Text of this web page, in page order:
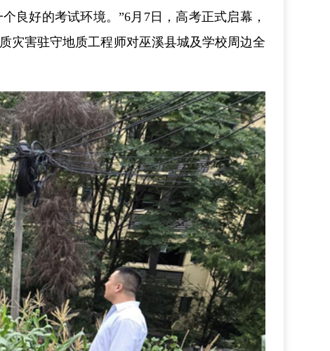
良好的考试环境。”6月7日，高考正式启幕，
灾害驻守地质工程师对巫溪县城及学校周边全